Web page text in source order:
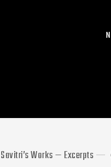
Savitri’s Works — Excerpts